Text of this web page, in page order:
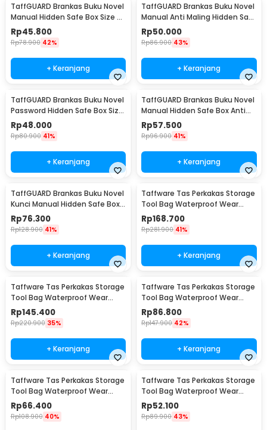
TaffGUARD Brankas Buku Novel
Manual Hidden Safe Box Size S
- KB-20L
Rp45.800
Rp78.900 42%
+ Keranjang
TaffGUARD Brankas Buku Novel
Manual Anti Maling Hidden Safe
Box Size S - KB-20L
Rp50.000
Rp86.900 43%
+ Keranjang
TaffGUARD Brankas Buku Novel
Password Hidden Safe Box Size
S - KB-20P
Rp48.000
Rp80.900 41%
+ Keranjang
TaffGUARD Brankas Buku Novel
Manual Hidden Safe Box Anti
Maling Size M - KB-20L
Rp57.500
Rp96.900 41%
+ Keranjang
TaffGUARD Brankas Buku Novel
Kunci Manual Hidden Safe Box
Size L Love - KB-20L
Rp76.300
Rp128.900 41%
+ Keranjang
Taffware Tas Perkakas Storage
Tool Bag Waterproof Wear
Resistant 23 Inch - A02584
Rp168.700
Rp281.900 41%
+ Keranjang
Taffware Tas Perkakas Storage
Tool Bag Waterproof Wear
Resistant 21 Inch - A02584
Rp145.400
Rp220.900 35%
+ Keranjang
Taffware Tas Perkakas Storage
Tool Bag Waterproof Wear
Resistant 18 Inch - A03403
Rp86.800
Rp147.900 42%
+ Keranjang
Taffware Tas Perkakas Storage
Tool Bag Waterproof Wear
Resistant 16 Inch - A03403
Rp66.400
Rp108.900 40%
Taffware Tas Perkakas Storage
Tool Bag Waterproof Wear
Resistant 13 Inch - A03403
Rp52.100
Rp89.900 43%